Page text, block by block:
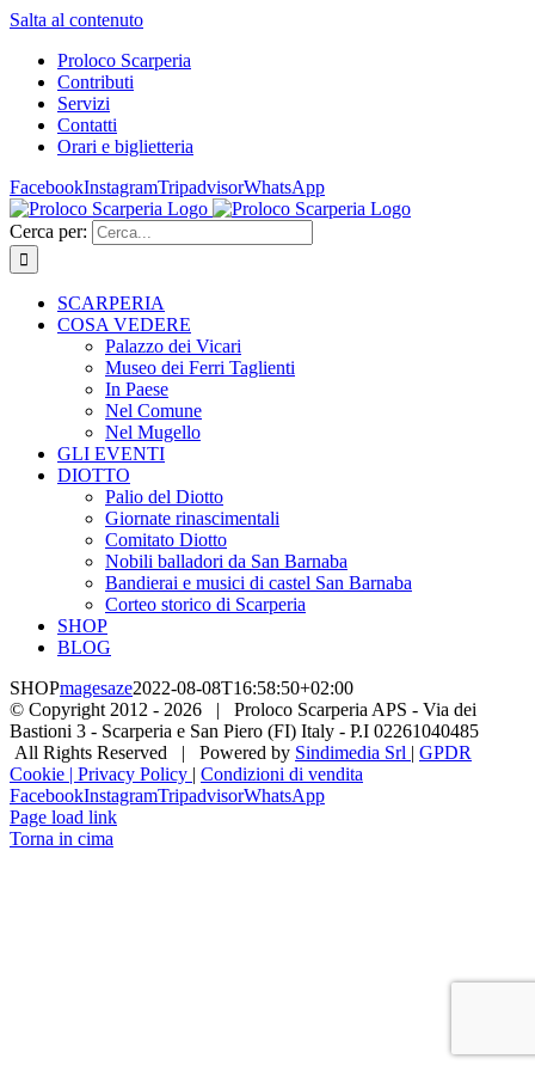
Salta al contenuto
Proloco Scarperia
Contributi
Servizi
Contatti
Orari e biglietteria
FacebookInstagramTripadvisorWhatsApp
Cerca per:
SCARPERIA
COSA VEDERE
Palazzo dei Vicari
Museo dei Ferri Taglienti
In Paese
Nel Comune
Nel Mugello
GLI EVENTI
DIOTTO
Palio del Diotto
Giornate rinascimentali
Comitato Diotto
Nobili balladori da San Barnaba
Bandierai e musici di castel San Barnaba
Corteo storico di Scarperia
SHOP
BLOG
SHOPmagesaze2022-08-08T16:58:50+02:00
© Copyright 2012 - 2026 | Proloco Scarperia APS - Via dei
Bastioni 3 - Scarperia e San Piero (FI) Italy - P.I 02261040485
All Rights Reserved | Powered by Sindimedia Srl | GPDR
Cookie | Privacy Policy | Condizioni di vendita
FacebookInstagramTripadvisorWhatsApp
Page load link
Torna in cima